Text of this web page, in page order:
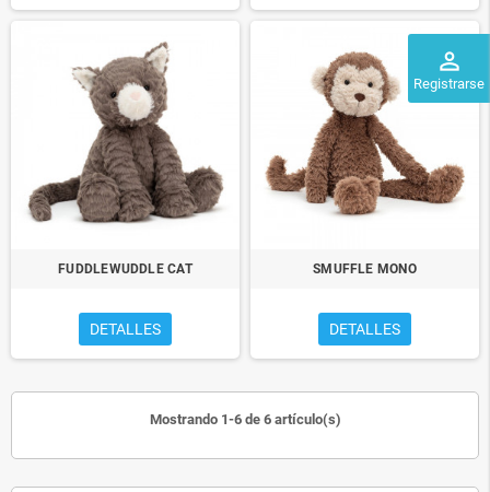
perm_identity
Registrarse
FUDDLEWUDDLE CAT
DETALLES
SMUFFLE MONO
DETALLES
Mostrando 1-6 de 6 artículo(s)